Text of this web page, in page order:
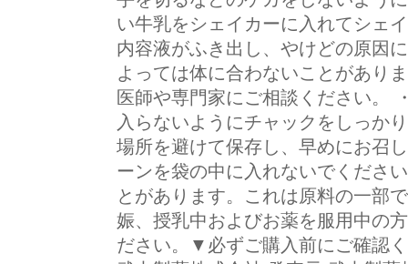
い牛乳をシェイカーに入れてシェ
内容液がふき出し、やけどの原因
よっては体に合わないことがあり
医師や専門家にご相談ください。
入らないようにチャックをしっか
場所を避けて保存し、早めにお召
ーンを袋の中に入れないでくださ
とがあります。これは原料の一部
娠、授乳中およびお薬を服用中の
ださい。▼必ずご購入前にご確認